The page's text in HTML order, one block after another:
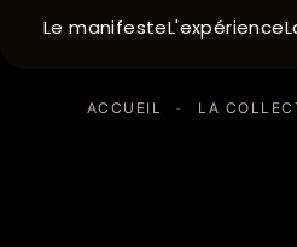
Le manifesteL'expérience
ACCUEIL - LA